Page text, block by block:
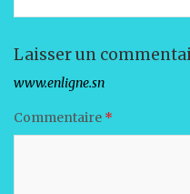
k
Laisser un
Votre adresse e-mail ne sera
Les champs obligatoires sont indiqués
Commentaire *